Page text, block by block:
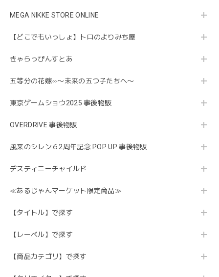
MEGA NIKKE STORE ONLINE
【どこでもいっしょ】トロのよりみち屋
きゃらっぴんすとあ
五等分の花嫁∽〜未来の五つ子たちへ〜
東京ゲームショウ2025 事後物販
OVERDRIVE 事後物販
風来のシレン６2周年記念 POP UP 事後物販
デスティニーチャイルド
≪あるじゃんマーケット限定商品≫
【タイトル】で探す
【レーベル】で探す
【商品カテゴリ】で探す